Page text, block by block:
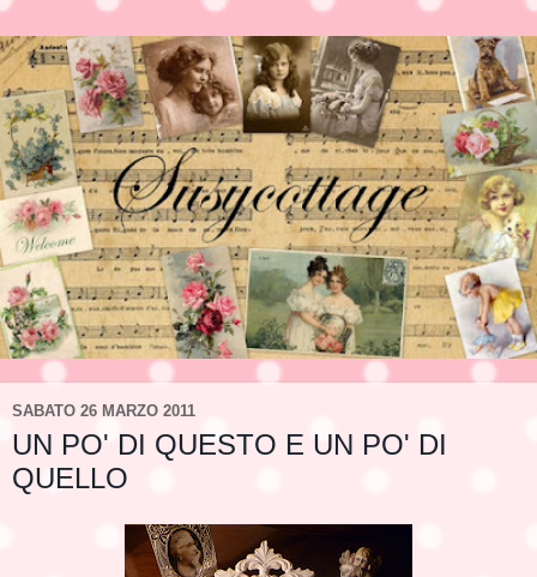
SABATO 26 MARZO 2011
UN PO' DI QUESTO E UN PO' DI
QUELLO